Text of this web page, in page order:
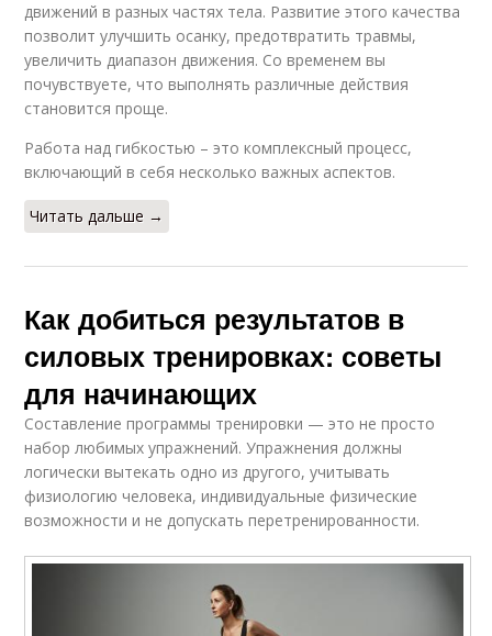
движений в разных частях тела. Развитие этого качества
позволит улучшить осанку, предотвратить травмы,
увеличить диапазон движения. Со временем вы
почувствуете, что выполнять различные действия
становится проще.
Работа над гибкостью – это комплексный процесс,
включающий в себя несколько важных аспектов.
Читать дальше →
Как добиться результатов в
силовых тренировках: советы
для начинающих
Составление программы тренировки — это не просто
набор любимых упражнений. Упражнения должны
логически вытекать одно из другого, учитывать
физиологию человека, индивидуальные физические
возможности и не допускать перетренированности.